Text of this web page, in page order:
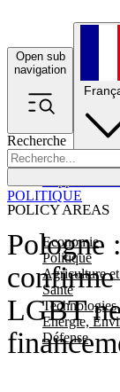
Open sub
navigation
Recherche
POLICY AREAS
Economie
Politique
Agriculture
Santé
Technologies
Energie,
Défense
Pologne
confirme
LGBT
POLITIQUE